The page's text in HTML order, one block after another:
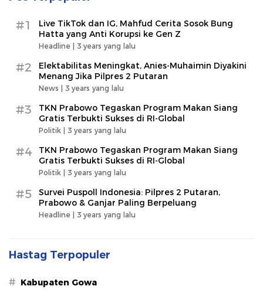
#1
Live TikTok dan IG, Mahfud Cerita Sosok Bung
Hatta yang Anti Korupsi ke Gen Z
Headline | 3 years yang lalu
#2
Elektabilitas Meningkat, Anies-Muhaimin Diyakini
Menang Jika Pilpres 2 Putaran
News | 3 years yang lalu
#3
TKN Prabowo Tegaskan Program Makan Siang
Gratis Terbukti Sukses di RI-Global
Politik | 3 years yang lalu
#4
TKN Prabowo Tegaskan Program Makan Siang
Gratis Terbukti Sukses di RI-Global
Politik | 3 years yang lalu
#5
Survei Puspoll Indonesia: Pilpres 2 Putaran,
Prabowo & Ganjar Paling Berpeluang
Headline | 3 years yang lalu
Hastag Terpopuler
# Kabupaten Gowa